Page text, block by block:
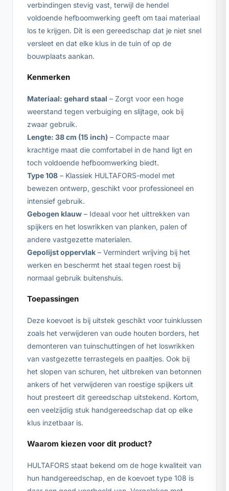
verbindingen stevig vast, terwijl de hendel
voldoende hefboomwerking geeft om taai materiaal
los te krijgen. Dit is een gereedschap dat je niet snel
versleet en dat elke klus in de tuin of op de
bouwplaats aankan.
Kenmerken
Materiaal: gehard staal – Zorgt voor een hoge
weerstand tegen verbuiging en slijtage, ook bij
zwaar gebruik.
Lengte: 38 cm (15 inch) – Compacte maar
krachtige maat die comfortabel in de hand ligt en
toch voldoende hefboomwerking biedt.
Type 108 – Klassiek HULTAFORS-model met
bewezen ontwerp, geschikt voor professioneel en
intensief gebruik.
Gebogen klauw – Ideaal voor het uittrekken van
spijkers en het loswrikken van planken, palen of
andere vastgezette materialen.
Gepolijst oppervlak – Vermindert wrijving bij het
werken en beschermt het staal tegen roest bij
normaal gebruik buitenshuis.
Toepassingen
Deze koevoet is bij uitstek geschikt voor tuinklussen
zoals het verwijderen van oude houten borders, het
demonteren van tuinschuttingen of het loswrikken
van vastgezette terrastegels en paaltjes. Ook bij
het slopen van schuren, het uitbreken van betonnen
ankers of het verwijderen van roestige spijkers uit
hout presteert dit gereedschap uitstekend. Kortom,
een veelzijdig stuk handgereedschap dat op elke
klus inzetbaar is.
Waarom kiezen voor dit product?
HULTAFORS staat bekend om de hoge kwaliteit van
hun handgereedschap, en de koevoet type 108 is